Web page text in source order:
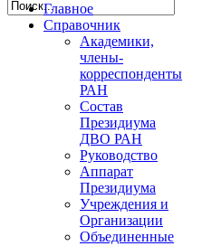
Главное
Справочник
Академики,
члены-
корреспонденты
РАН
Состав
Президиума
ДВО РАН
Руководство
Аппарат
Президиума
Учреждения и
Организации
Объединенные